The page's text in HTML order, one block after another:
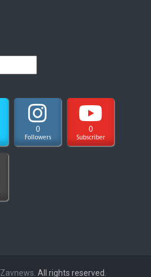
0
Followers
0
Subscriber
Zavnews . All rights reserved.